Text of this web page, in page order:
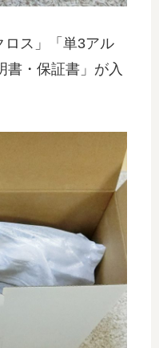
ロス」「単3アル
書・保証書」が入